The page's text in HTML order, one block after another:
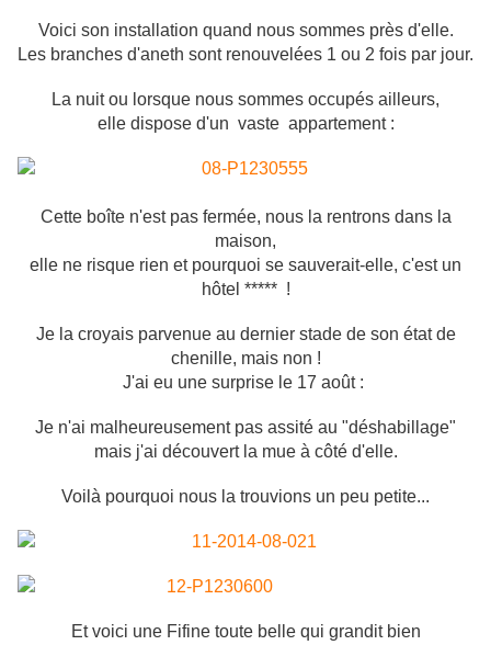
Voici son installation quand nous sommes près d'elle.
Les branches d'aneth sont renouvelées 1 ou 2 fois par jour.
La nuit ou lorsque nous sommes occupés ailleurs,
elle dispose d'un vaste appartement :
Cette boîte n'est pas fermée, nous la rentrons dans la
maison,
elle ne risque rien et pourquoi se sauverait-elle, c'est un
hôtel ***** !
Je la croyais parvenue au dernier stade de son état de
chenille, mais non !
J'ai eu une surprise le 17 août :
Je n'ai malheureusement pas assité au "déshabillage"
mais j'ai découvert la mue à côté d'elle.
Voilà pourquoi nous la trouvions un peu petite...
Et voici une Fifine toute belle qui grandit bien